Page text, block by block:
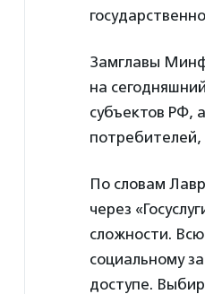
Замглавы
на
субъектов РФ,
потребителей,
По словам
через
сложности.
социальному
доступе.